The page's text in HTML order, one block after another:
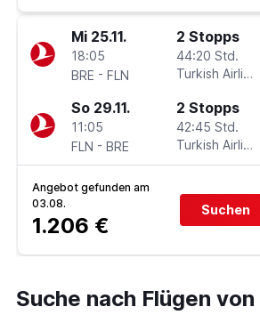
Mi 25.11.
18:05
BRE - FLN
2 Stopps
44:20 Std.
Turkish Airlines
So 29.11.
11:05
FLN - BRE
2 Stopps
42:45 Std.
Turkish Airlines
Angebot gefunden am
03.08.
1.206 €
Suchen
Suche nach Flügen